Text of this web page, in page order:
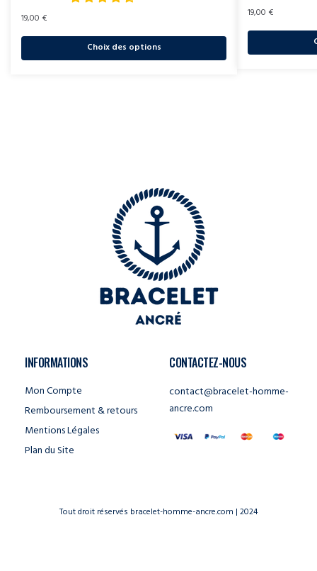
19,00 €
Choix des options
19,00 €
INFORMATIONS
Mon Compte
Remboursement & retours
Mentions Légales
Plan du Site
CONTACTEZ-NOUS
contact@bracelet-homme-
ancre.com
Tout droit réservés bracelet-homme-ancre.com | 2024